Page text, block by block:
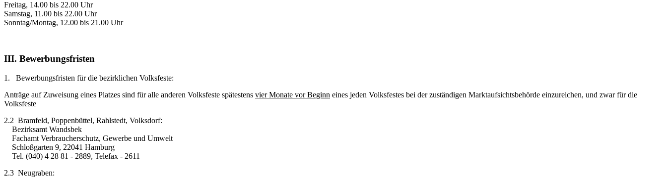
Freitag, 14.00 bis 22.00 Uhr
Samstag, 11.00 bis 22.00 Uhr
Sonntag/Montag, 12.00 bis 21.00 Uhr
III. Bewerbungsfristen
1. Bewerbungsfristen für die bezirklichen Volksfeste:
Anträge auf Zuweisung eines Platzes sind für alle anderen Volksfeste spätestens vier Monate vor Beginn eines jeden Volksfestes bei der zuständigen Marktaufsichtsbehörde einzureichen, und zwar für die
Volksfeste
2.2 Bramfeld, Poppenbüttel, Rahlstedt, Volksdorf:
Bezirksamt Wandsbek
Fachamt Verbraucherschutz, Gewerbe und Umwelt
Schloßgarten 9, 22041 Hamburg
Tel. (040) 4 28 81 - 2889, Telefax - 2611
2.3 Neugraben: